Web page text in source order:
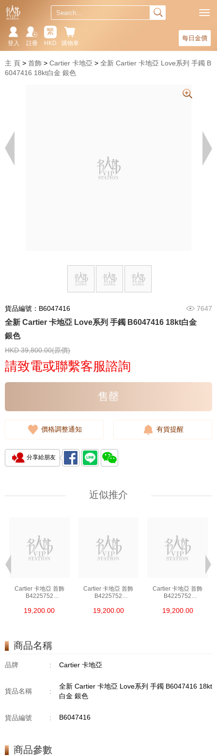
每日金價
購物車
繁
HKD
註冊
登入
主 頁 首飾 Cartier 卡地亞
全新 Cartier 卡地亞 Love系列 手鐲 B
6047416 18kt白金 銀色
貨品編號：B6047416 7647
全新 Cartier 卡地亞 Love系列 手鐲 B6047416 18kt白金
銀色
HKD 39,800.00(原價)
請致電或聯繫客服諮詢
售罄
價格調整通知 有貨提醒
分享給朋友
近似推介
Cartier 卡地亞 首飾
B4225752
19,200.00
Cartier 卡地亞 首飾
B4225752
19,200.00
Cartier 卡地亞 首飾
B4225752
19,200.00
商品名稱
品牌 : Cartier 卡地亞
貨品名稱 :
全新 Cartier 卡地亞 Love系列 手鐲 B6047416 18kt
白金 銀色
貨品編號 : B6047416
商品參數